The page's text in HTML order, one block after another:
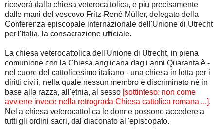
riceverà dalla chiesa veterocattolica, e più precisamente
dalle mani del vescovo Fritz-René Müller, delegato della
Conferenza episcopale internazionale dell'Unione di Utrecht
per l'Italia, la consacrazione ufficiale.
La chiesa veterocattolica dell'Unione di Utrecht, in piena
comunione con la Chiesa anglicana dagli anni Quaranta è -
nel cuore del cattolicesimo italiano - una chiesa in lotta per i
diritti civili, nella quale nessun membro è discriminato né in
base alla razza, all'etnia, al sesso [sottinteso: non come
avviene invece nella retrograda Chiesa cattolica romana....].
Nella chiesa veterocattolica le donne possono accedere a
tutti gli ordini sacri, dal diaconato all'episcopato.